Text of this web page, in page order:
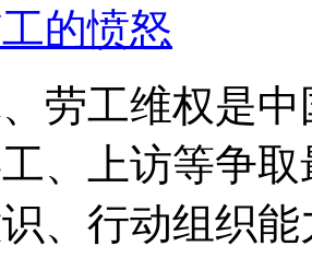
的愤怒
劳工维权是
、上访等争
、行动组织